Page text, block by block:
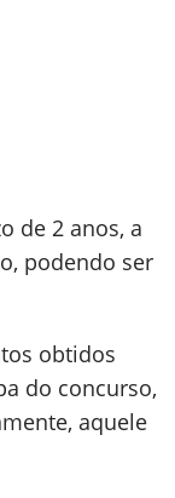
de 2 anos, a
podendo ser
obtidos
do concurso,
aquele